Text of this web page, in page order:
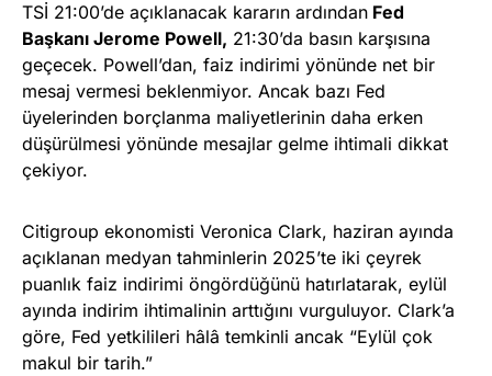
TSİ 21:00’de açıklanacak kararın ardından Fed
Başkanı Jerome Powell, 21:30’da basın karşısına
geçecek. Powell’dan, faiz indirimi yönünde net bir
mesaj vermesi beklenmiyor. Ancak bazı Fed
üyelerinden borçlanma maliyetlerinin daha erken
düşürülmesi yönünde mesajlar gelme ihtimali dikkat
çekiyor.
Citigroup ekonomisti Veronica Clark, haziran ayında
açıklanan medyan tahminlerin 2025’te iki çeyrek
puanlık faiz indirimi öngördüğünü hatırlatarak, eylül
ayında indirim ihtimalinin arttığını vurguluyor. Clark’a
göre, Fed yetkilileri hâlâ temkinli ancak “Eylül çok
makul bir tarih.”